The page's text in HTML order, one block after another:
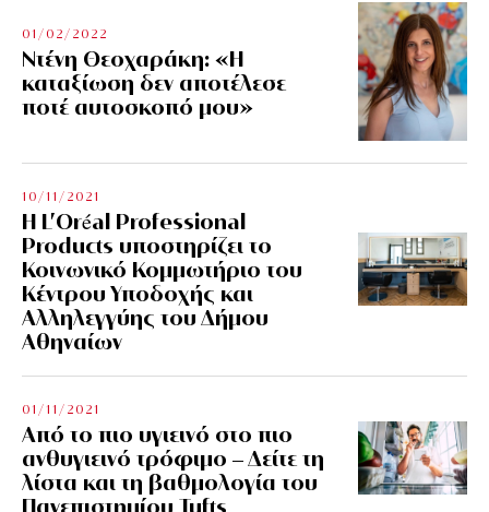
01/02/2022
Ντένη Θεοχαράκη: «Η
καταξίωση δεν αποτέλεσε
ποτέ αυτοσκοπό μου»
10/11/2021
Η L’Οréal Professional
Products υποστηρίζει το
Κοινωνικό Κομμωτήριο του
Κέντρου Υποδοχής και
Αλληλεγγύης του Δήμου
Αθηναίων
01/11/2021
Από το πιο υγιεινό στο πιο
ανθυγιεινό τρόφιμο – Δείτε τη
λίστα και τη βαθμολογία του
Πανεπιστημίου Tufts